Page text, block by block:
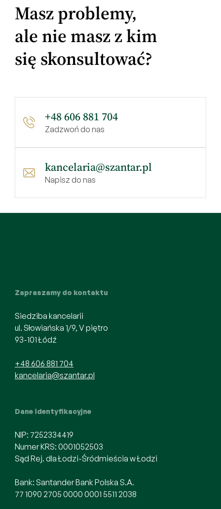
Masz problemy,
ale nie masz z kim
się skonsultować?
+48 606 881 704
Zadzwoń do nas
kancelaria@szantar.pl
Napisz do nas
Zapraszamy do kontaktu
Siedziba kancelarii
ul. Słowiańska 1/9, V piętro
93-101 Łódź
+48 606 881 704
kancelaria@szantar.pl
Dane identyfikacyjne
NIP: 7252334419
Numer KRS: 0001052503
Sąd Rej. dla Łodzi-Śródmieścia w Łodzi
Bank: Santander Bank Polska S.A.
77 1090 2705 0000 0001 5511 2038